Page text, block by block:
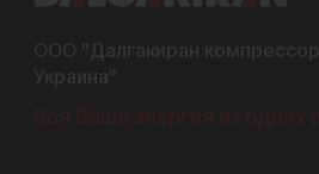
ООО "Далгакиран компрессор
Украина"